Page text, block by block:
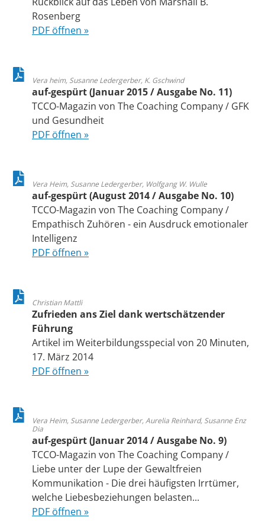
Rosenberg
PDF öffnen »
Vera heim, Susanne Ledergerber, K. Gschwind
auf-gespürt (Januar 2015 / Ausgabe No. 11)
TCCO-Magazin von The Coaching Company / GFK
und Gesundheit
PDF öffnen »
Vera Heim, Susanne Ledergerber, Wolfgang W. Wulle
auf-gespürt (August 2014 / Ausgabe No. 10)
TCCO-Magazin von The Coaching Company /
Empathisch Zuhören - ein Ausdruck emotionaler
Intelligenz
PDF öffnen »
Christian Mattli
Zufrieden ans Ziel dank wertschätzender
Führung
Artikel im Weiterbildungsspecial von 20 Minuten,
17. März 2014
PDF öffnen »
Vera Heim, Susanne Ledergerber, Aurelia Reinhard, Susanne Enz
Dia
auf-gespürt (Januar 2014 / Ausgabe No. 9)
TCCO-Magazin von The Coaching Company /
Liebe unter der Lupe der Gewaltfreien
Kommunikation - Die drei häufigsten Irrtümer,
welche Liebesbeziehungen belasten...
PDF öffnen »